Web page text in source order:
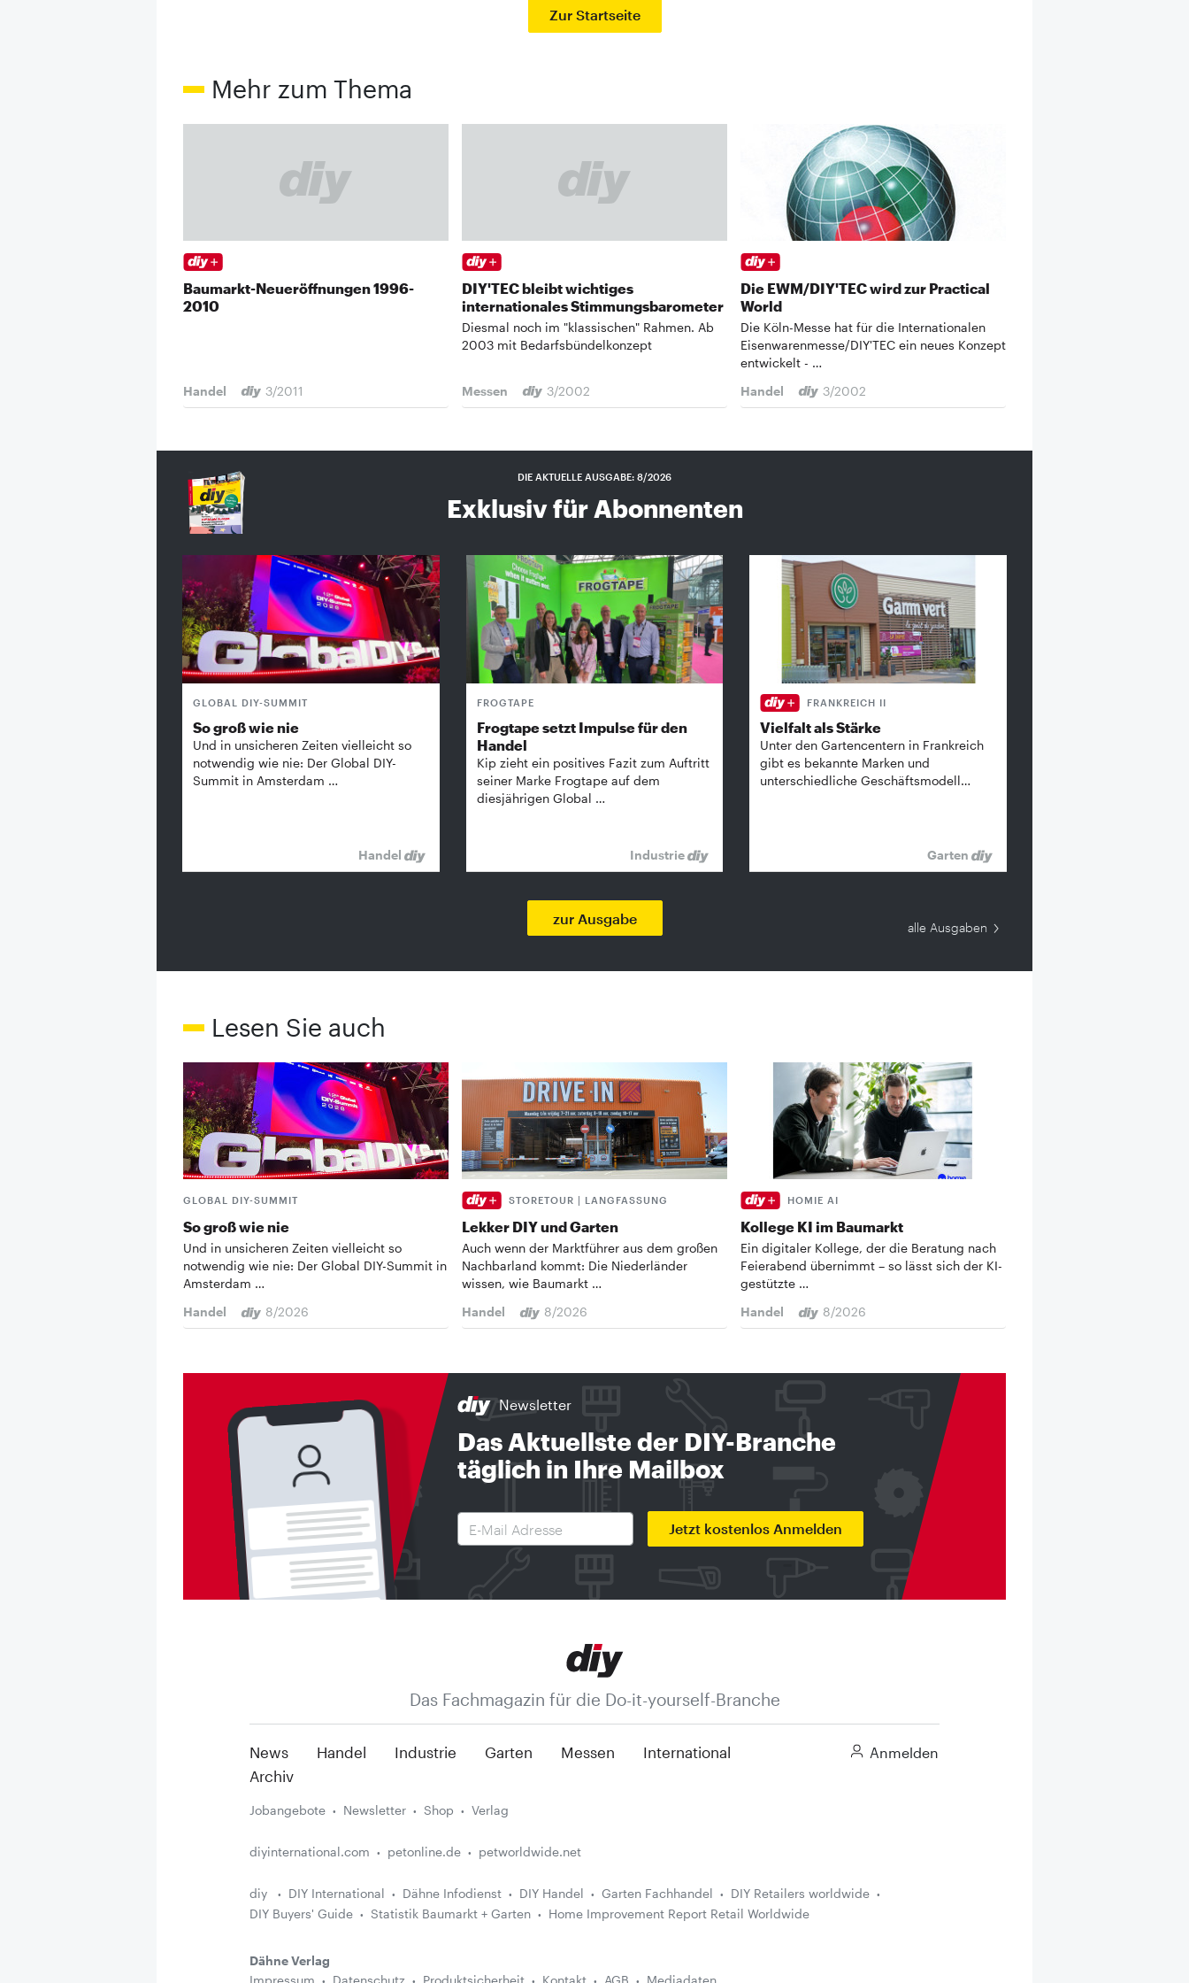
Zur Startseite
Mehr zum Thema
Baumarkt-Neueröffnungen 1996-
2010
Handel 3/2011
DIY'TEC bleibt wichtiges
internationales Stimmungsbarometer
Diesmal noch im "klassischen" Rahmen. Ab
2003 mit Bedarfsbündelkonzept
Messen 3/2002
Die EWM/DIY'TEC wird zur Practical
World
Die Köln-Messe hat für die Internationalen
Eisenwarenmesse/DIY'TEC ein neues Konzept
entwickelt - …
Handel
3/2002
DIE AKTUELLE AUSGABE: 8/2026
Exklusiv für Abonnenten
GLOBAL DIY-SUMMIT
So groß wie nie
Und in unsicheren Zeiten vielleicht so
notwendig wie nie: Der Global DIY-
Summit in Amsterdam …
Handel
FROGTAPE
Frogtape setzt Impulse für den
Handel
Kip zieht ein positives Fazit zum Auftritt
seiner Marke Frogtape auf dem
diesjährigen Global …
Industrie
FRANKREICH II
Vielfalt als Stärke
Unter den Gartencentern in Frankreich
gibt es bekannte ­Marken und
unterschiedliche Geschäftsmodell…
Garten
zur Ausgabe
alle Ausgaben
Lesen Sie auch
GLOBAL DIY-SUMMIT
So groß wie nie
Und in unsicheren Zeiten vielleicht so
notwendig wie nie: Der Global DIY-Summit in
Amsterdam …
Handel
8/2026
STORETOUR | LANGFASSUNG
Lekker DIY und Garten
Auch wenn der Marktführer aus dem großen
Nachbarland kommt: Die Niederländer
wissen, wie Baumarkt …
Handel
8/2026
HOMIE AI
Kollege KI im Baumarkt
Ein digitaler Kollege, der die Beratung nach
Feierabend übernimmt – so lässt sich der KI-
gestützte …
Handel
8/2026
Newsletter
Das Aktuellste der DIY-Branche
täglich in Ihre Mailbox
Jetzt kostenlos Anmelden
Das Fachmagazin für die Do-it-yourself-Branche
News Handel Industrie Garten Messen
International
Archiv
Anmelden
Jobangebote Newsletter Shop Verlag
diyinternational.com petonline.de petworldwide.net
diy DIY International Dähne Infodienst DIY Handel Garten Fachhandel
DIY Retailers worldwide
DIY Buyers' Guide
Statistik Baumarkt + Garten Home Improvement Report Retail Worldwide
Dähne Verlag
Impressum
Datenschutz Produktsicherheit Kontakt AGB Mediadaten